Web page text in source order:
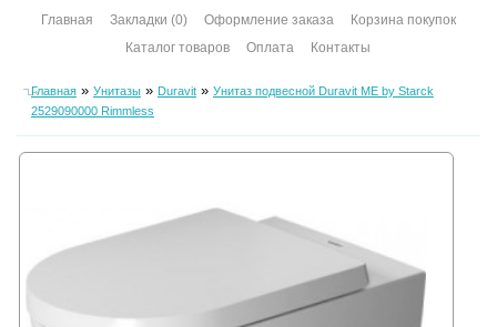
Главная Закладки (0) Оформление заказа
Корзина покупок
Каталог товаров
Оплата Контакты
Главная» Унитазы» Duravit» Унитаз подвесной Duravit ME by Starck
2529090000 Rimmless